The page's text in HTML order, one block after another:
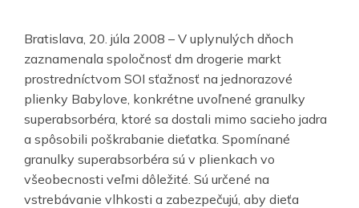
Bratislava, 20. júla 2008 – V uplynulých dňoch
zaznamenala spoločnosť dm drogerie markt
prostredníctvom SOI sťažnosť na jednorazové
plienky Babylove, konkrétne uvoľnené granulky
superabsorbéra, ktoré sa dostali mimo sacieho jadra
a spôsobili poškrabanie dieťatka. Spomínané
granulky superabsorbéra sú v plienkach vo
všeobecnosti veľmi dôležité. Sú určené na
vstrebávanie vlhkosti a zabezpečujú, aby dieťa